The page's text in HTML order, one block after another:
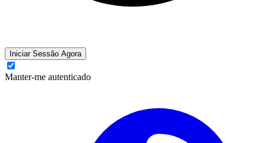
Iniciar Sessão Agora
Manter-me autenticado